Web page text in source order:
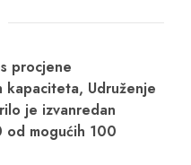
procjene
kapaciteta, Udruženje
je izvanredan
mogućih 100